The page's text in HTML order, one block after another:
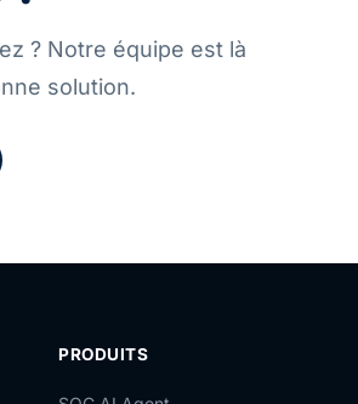
? Notre équipe est là
solution.
PRODUITS